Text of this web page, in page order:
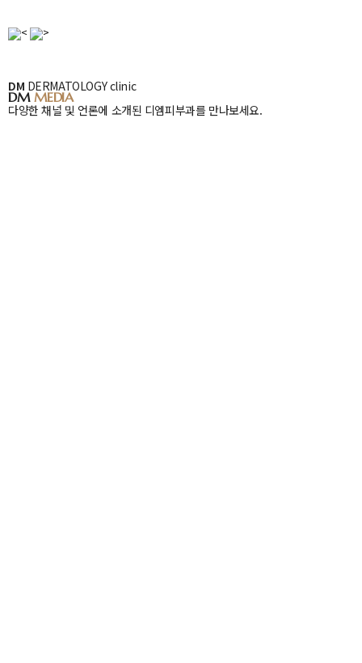
DM
Media
DM DERMATOLOGY clinic
DMMEDIA
다양한 채널 및 언론에 소개된 디엠피부과를 만나보세요.